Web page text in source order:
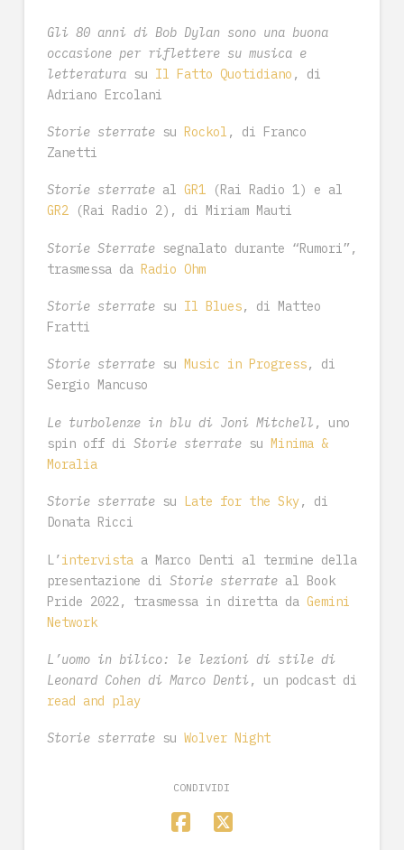
Gli 80 anni di Bob Dylan sono una buona
occasione per riflettere su musica e
letteraturasu Il Fatto Quotidiano , di
Adriano Ercolani
Storie sterratesu Rockol , di Franco
Zanetti
Storie sterrateal GR1(Rai Radio 1) e al
GR2(Rai Radio 2), di Miriam Mauti
Storie Sterratesegnalato durante “Rumori”,
trasmessa da Radio Ohm
Storie sterratesu Il Blues, di Matteo
Fratti
Storie sterratesu Music in Progress, di
Sergio Mancuso
Le turbolenze in blu di Joni Mitchell , uno
spin off di Storie sterratesu Minima &
Moralia
Storie sterratesu Late for the Sky, di
Donata Ricci
L’intervista a Marco Denti al termine della
presentazione di Storie sterrateal Book
Pride 2022, trasmessa in diretta da Gemini
Network
L’uomo in bilico: le lezioni di stile di
Leonard Cohen di Marco Denti , un podcast di
read and play
Storie sterratesu Wolver Night
CONDIVIDI